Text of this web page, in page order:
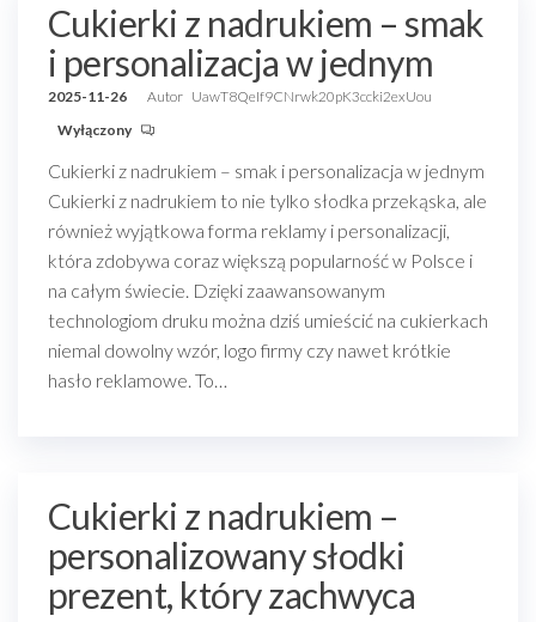
Cukierki z nadrukiem – smak
i personalizacja w jednym
2025-11-26 Autor UawT8QeIf9CNrwk20pK3ccki2exUou
Wyłączony
Cukierki z nadrukiem – smak i personalizacja w jednym
Cukierki z nadrukiem to nie tylko słodka przekąska, ale
również wyjątkowa forma reklamy i personalizacji,
która zdobywa coraz większą popularność w Polsce i
na całym świecie. Dzięki zaawansowanym
technologiom druku można dziś umieścić na cukierkach
niemal dowolny wzór, logo firmy czy nawet krótkie
hasło reklamowe. To…
Cukierki z nadrukiem –
personalizowany słodki
prezent, który zachwyca